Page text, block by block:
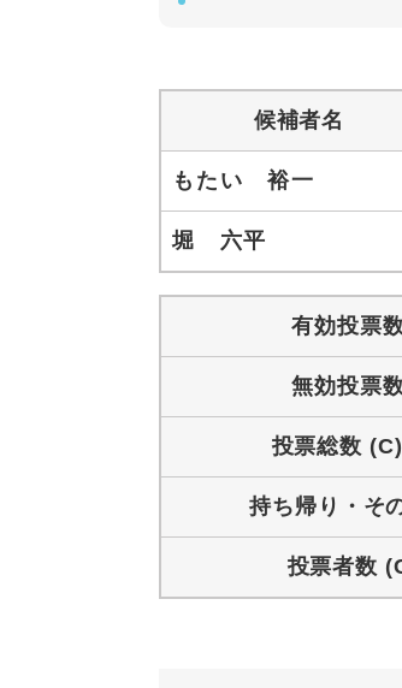
候補者名
もたい 裕一
堀 六平
有効投票
無効投票
投票総数
持ち帰り・そ
投票者数